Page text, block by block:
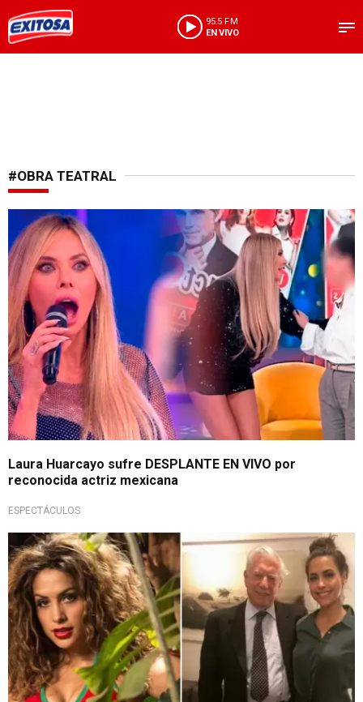
95.5 FM
EN VIVO
#OBRA TEATRAL
Tensión en vivo
Laura Huarcayo sufre DESPLANTE EN VIVO por
reconocida actriz mexicana
ESPECTÁCULOS
Tras fallecimiento de escritor